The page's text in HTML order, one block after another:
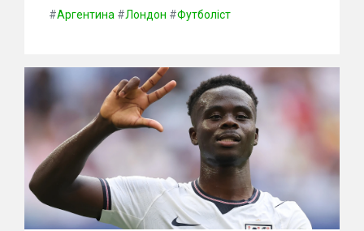
#Аргентина #Лондон #Футболіст